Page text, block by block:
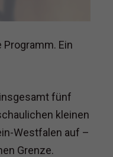
Programm. Ein
fünf
kleinen
Westfalen auf –
Grenze.